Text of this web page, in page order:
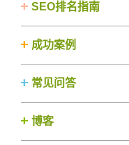
SEO排名指南
成功案例
常见问答
博客